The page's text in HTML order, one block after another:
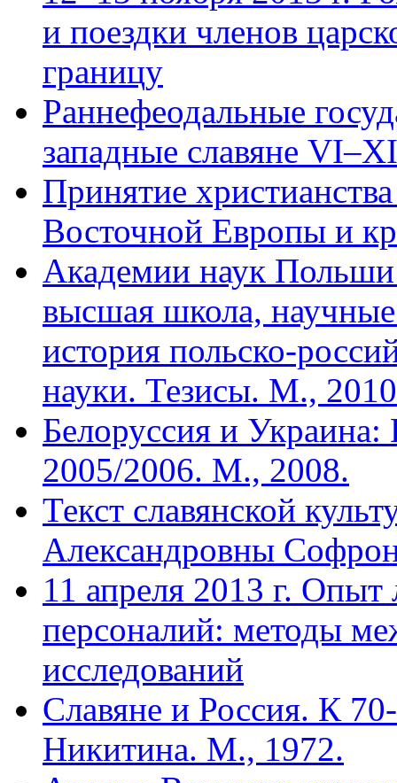
и поездки членов
границу
Раннефеодальные
западные славяне
Принятие
Восточной Европы и
Академии наук
высшая школа,
история польско-
науки. Тезисы. М.,
Белоруссия и Украина:
2005/2006. М., 2008.
Текст славянской
Александровны
11 апреля 2013 г. Опыт
персоналий: методы
исследований
Славяне и Россия. К
Никитина. М., 1972.